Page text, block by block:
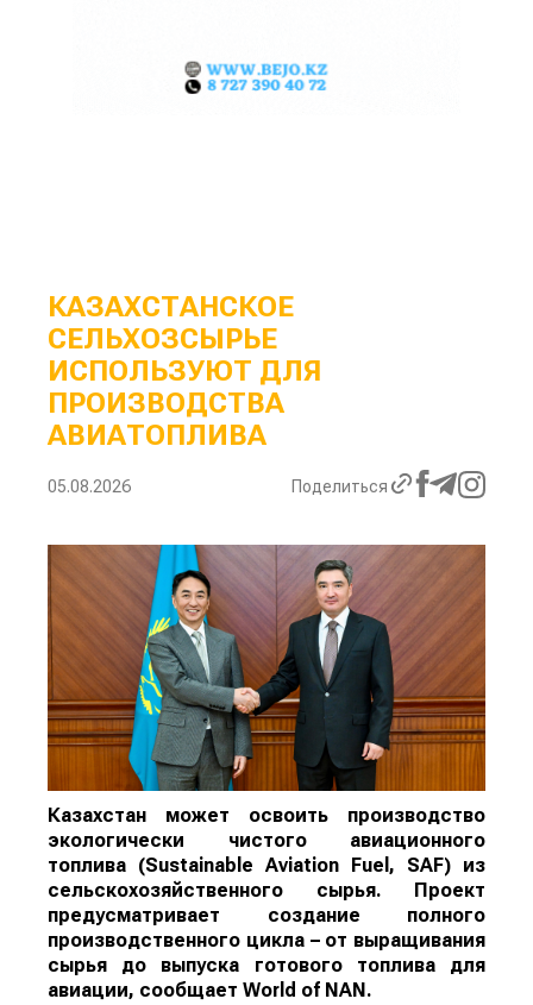
КАЗАХСТАНСКОЕ
СЕЛЬХОЗСЫРЬЕ
ИСПОЛЬЗУЮТ ДЛЯ
ПРОИЗВОДСТВА
АВИАТОПЛИВА
05.08.2026 Поделиться
Казахстан может освоить производство
экологически чистого авиационного
топлива (Sustainable Aviation Fuel, SAF) из
сельскохозяйственного сырья. Проект
предусматривает создание полного
производственного цикла – от выращивания
сырья до выпуска готового топлива для
авиации, сообщает World of NAN.